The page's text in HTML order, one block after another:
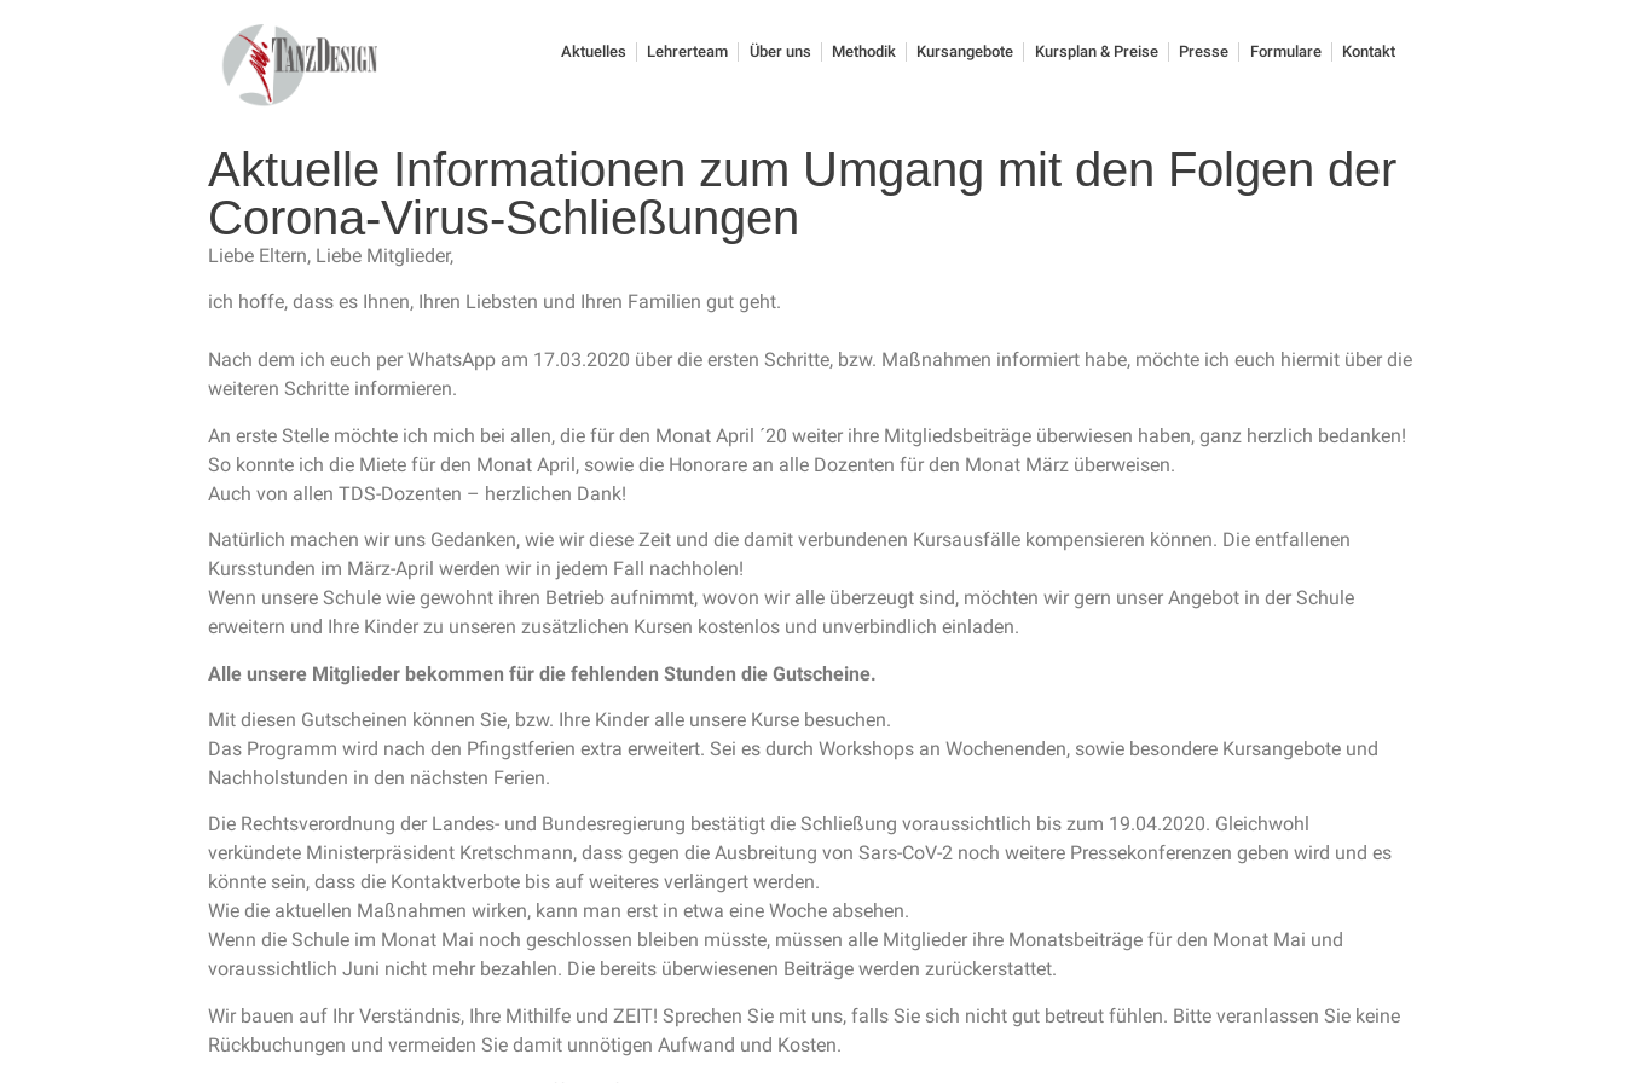
Aktuelles Lehrerteam Über uns Methodik Kursangebote Kursplan & Preise Presse Formulare Kontakt
Aktuelle Informationen zum Umgang mit den Folgen der
Corona-Virus-Schließungen
Liebe Eltern, Liebe Mitglieder,
ich hoffe, dass es Ihnen, Ihren Liebsten und Ihren Familien gut geht.
Nach dem ich euch per WhatsApp am 17.03.2020 über die ersten Schritte, bzw. Maßnahmen informiert habe, möchte ich euch hiermit über die
weiteren Schritte informieren.
An erste Stelle möchte ich mich bei allen, die für den Monat April ´20 weiter ihre Mitgliedsbeiträge überwiesen haben, ganz herzlich bedanken!
So konnte ich die Miete für den Monat April, sowie die Honorare an alle Dozenten für den Monat März überweisen.
Auch von allen TDS-Dozenten – herzlichen Dank!
Natürlich machen wir uns Gedanken, wie wir diese Zeit und die damit verbundenen Kursausfälle kompensieren können. Die entfallenen
Kursstunden im März-April werden wir in jedem Fall nachholen!
Wenn unsere Schule wie gewohnt ihren Betrieb aufnimmt, wovon wir alle überzeugt sind, möchten wir gern unser Angebot in der Schule
erweitern und Ihre Kinder zu unseren zusätzlichen Kursen kostenlos und unverbindlich einladen.
Alle unsere Mitglieder bekommen für die fehlenden Stunden die Gutscheine.
Mit diesen Gutscheinen können Sie, bzw. Ihre Kinder alle unsere Kurse besuchen.
Das Programm wird nach den Pfingstferien extra erweitert. Sei es durch Workshops an Wochenenden, sowie besondere Kursangebote und
Nachholstunden in den nächsten Ferien.
Die Rechtsverordnung der Landes- und Bundesregierung bestätigt die Schließung voraussichtlich bis zum 19.04.2020. Gleichwohl
verkündete Ministerpräsident Kretschmann, dass gegen die Ausbreitung von Sars-CoV-2 noch weitere Pressekonferenzen geben wird und es
könnte sein, dass die Kontaktverbote bis auf weiteres verlängert werden.
Wie die aktuellen Maßnahmen wirken, kann man erst in etwa eine Woche absehen.
Wenn die Schule im Monat Mai noch geschlossen bleiben müsste, müssen alle Mitglieder ihre Monatsbeiträge für den Monat Mai und
voraussichtlich Juni nicht mehr bezahlen. Die bereits überwiesenen Beiträge werden zurückerstattet.
Wir bauen auf Ihr Verständnis, Ihre Mithilfe und ZEIT! Sprechen Sie mit uns, falls Sie sich nicht gut betreut fühlen. Bitte veranlassen Sie keine
Rückbuchungen und vermeiden Sie damit unnötigen Aufwand und Kosten.